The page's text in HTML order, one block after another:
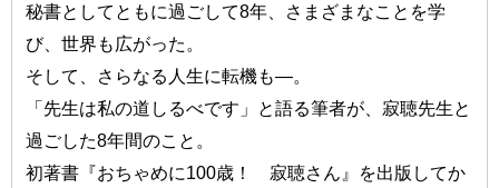
秘書としてともに過ごして8年、さまざまなことを学
び、世界も広がった。
そして、さらなる人生に転機も—。
「先生は私の道しるべです」と語る筆者が、寂聴先生と
過ごした8年間のこと。
初著書『おちゃめに100歳！ 寂聴さん』を出版してか